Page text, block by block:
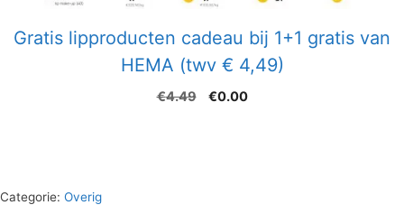
Gratis lipproducten cadeau bij 1+1 gratis van
HEMA (twv € 4,49)
€4.49
Oorspronkelijke
€0.00Huidige
Categorie: Overig